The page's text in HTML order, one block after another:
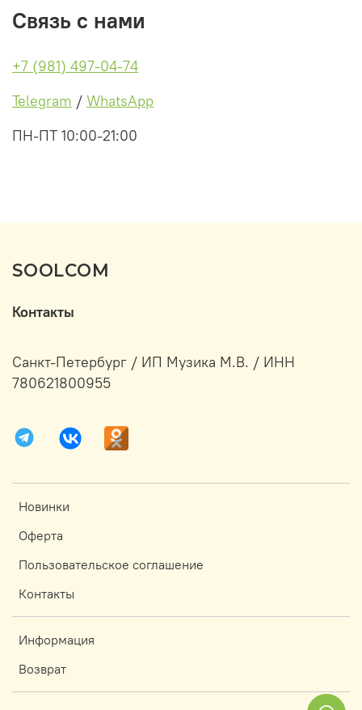
Связь с нами
+7 (981) 497-04-74
Telegram / WhatsApp
ПН-ПТ 10:00-21:00
SOOLCOM
Новинки
Оферта
Пользовательское соглашение
Контакты
Информация
Возврат
Контакты
Санкт-Петербург / ИП Музика М.В. / ИНН
780621800955